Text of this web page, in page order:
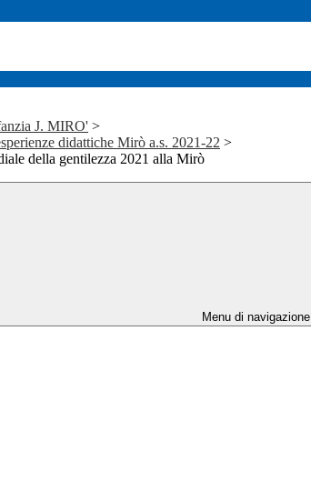
J. MIRO' >
didattiche Mirò a.s. 2021-22 >
della gentilezza 2021 alla Mirò
Menu di navigazione